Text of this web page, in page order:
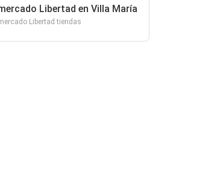
Libertad en Villa María
Libertad tiendas